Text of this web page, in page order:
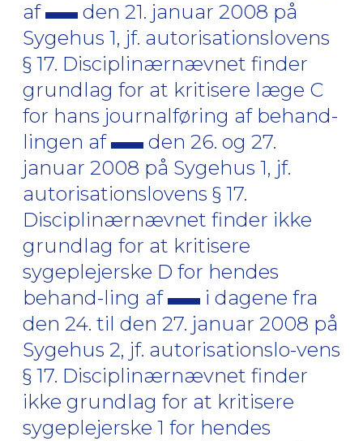
af
den 21. januar 2008 på
Sygehus 1, jf. autorisationslovens
§ 17. Disciplinærnævnet finder
grundlag for at kritisere læge C
for hans journalføring af behand-
lingen af
den 26. og 27.
januar 2008 på Sygehus 1, jf.
autorisationslovens § 17.
Disciplinærnævnet finder ikke
grundlag for at kritisere
sygeplejerske D for hendes
behand-ling af
i dagene fra
den 24. til den 27. januar 2008 på
Sygehus 2, jf. autorisationslo-vens
§ 17. Disciplinærnævnet finder
ikke grundlag for at kritisere
sygeplejerske 1 for hendes